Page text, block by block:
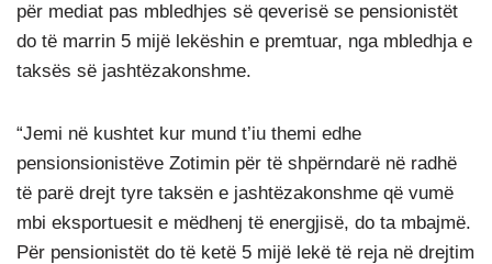
për mediat pas mbledhjes së qeverisë se pensionistët
do të marrin 5 mijë lekëshin e premtuar, nga mbledhja e
taksës së jashtëzakonshme.
“Jemi në kushtet kur mund t’iu themi edhe
pensionsionistëve Zotimin për të shpërndarë në radhë
të parë drejt tyre taksën e jashtëzakonshme që vumë
mbi eksportuesit e mëdhenj të energjisë, do ta mbajmë.
Për pensionistët do të ketë 5 mijë lekë të reja në drejtim